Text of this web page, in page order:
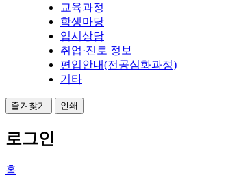
교육과정
학생마당
입시상담
취업·진로 정보
편입안내(전공심화과정)
기타
즐겨찾기 인쇄
로그인
홈